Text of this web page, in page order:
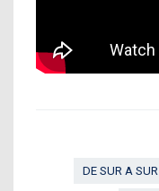
DE SUR A SUR